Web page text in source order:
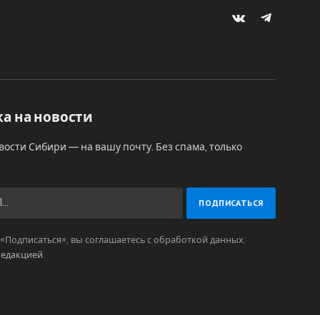
VKontakteTelegram
на новости
Сибири — на вашу почту. Без спама, только
вы соглашаетесь с обработкой данных.
.